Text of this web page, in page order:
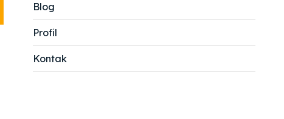
Blog
Profil
Kontak